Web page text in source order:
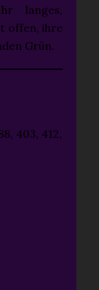
langes,
offen, ihre
Grün.
403, 412,